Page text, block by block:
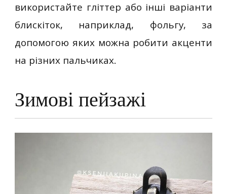
використайте гліттер або інші варіанти
блискіток, наприклад, фольгу, за
допомогою яких можна робити акценти
на різних пальчиках.
Зимові пейзажі